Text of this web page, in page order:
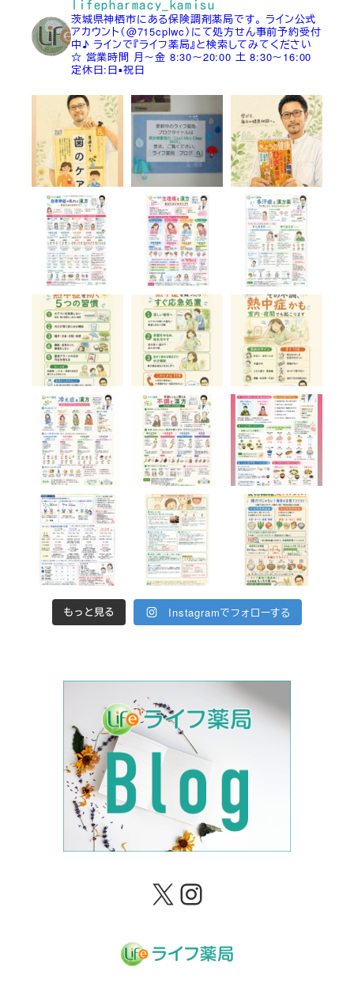
lifepharmacy_kamisu
茨城県神栖市にある保険調剤薬局です。 ライン公式
アカウント（@715cplwc）にて処方せん事前予約受付
中♪ ラインで『ライフ薬局』と検索してみてください
☆ 営業時間 月～金 8:30～20:00 土 8:30～16:00
定休日:日▪祝日
もっと見る Instagramでフォローする
X Instagram